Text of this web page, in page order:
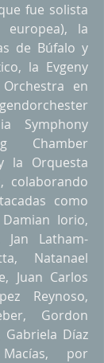
fue solista
la
de Búfalo y
la Evgeny
Orchestra en
Symphony
Chamber
la Orquesta
colaborando
como
Iorio,
Jan Latham-
Natanael
Juan Carlos
Reynoso,
Gordon
Gabriela Díaz
por